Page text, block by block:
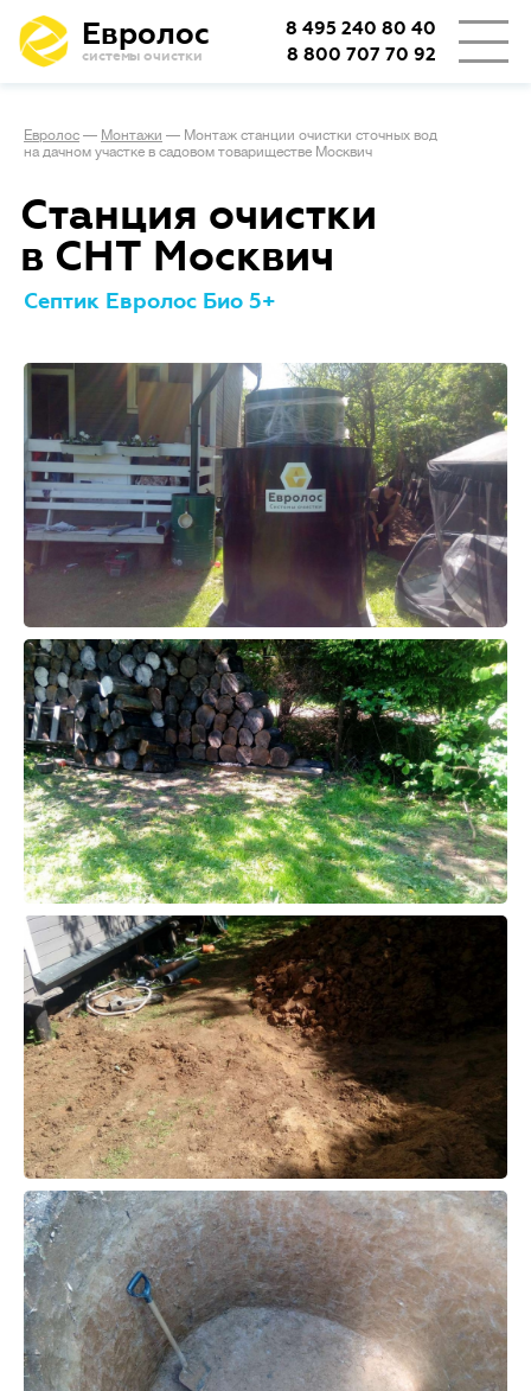
Евролос
системы очистки
8 495 240 80 40
8 800 707 70 92
Евролос — Монтажи — Монтаж станции очистки сточных вод
на дачном участке в садовом товариществе Москвич
Станция очистки
в СНТ Москвич
Септик Евролос Био 5+